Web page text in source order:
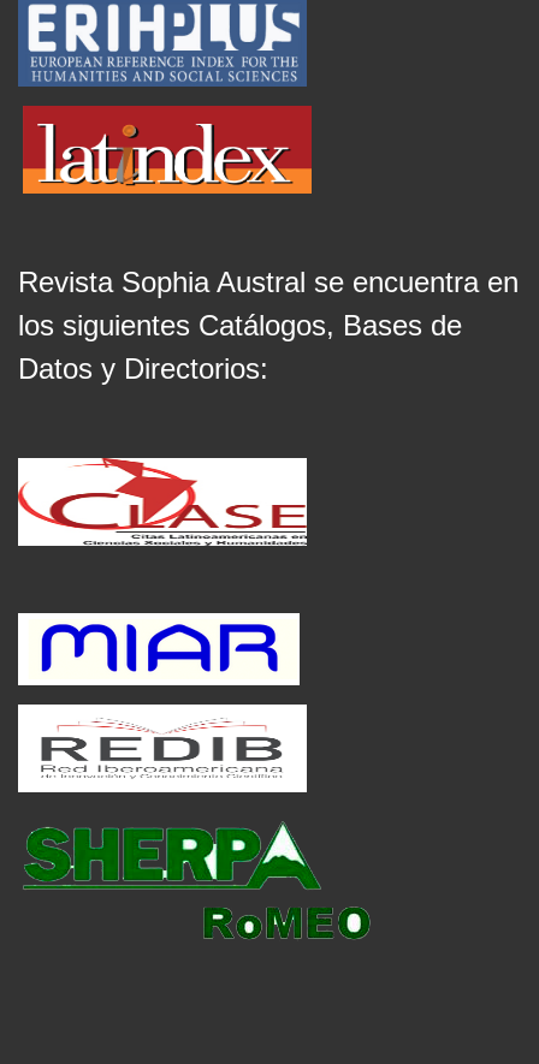
Revista Sophia Austral se encuentra en
los siguientes Catálogos, Bases de
Datos y Directorios: